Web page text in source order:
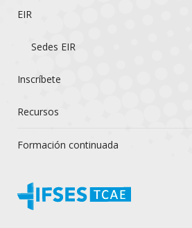
EIR
Sedes EIR
Inscríbete
Recursos
Formación continuada